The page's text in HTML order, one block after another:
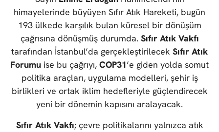
himayelerinde büyüyen Sıfır Atık Hareketi, bugün
193 ülkede karşılık bulan küresel bir dönüşüm
çağrısına dönüşmüş durumda. Sıfır Atık Vakfı
tarafından İstanbul’da gerçekleştirilecek Sıfır Atık
Forumu ise bu çağrıyı, COP31’e giden yolda somut
politika araçları, uygulama modelleri, şehir iş
birlikleri ve ortak iklim hedefleriyle güçlendirecek
yeni bir dönemin kapısını aralayacak.
Sıfır Atık Vakfı; çevre politikalarını yalnızca atık